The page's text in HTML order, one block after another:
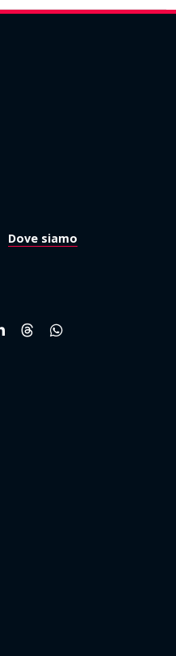
Dove siamo